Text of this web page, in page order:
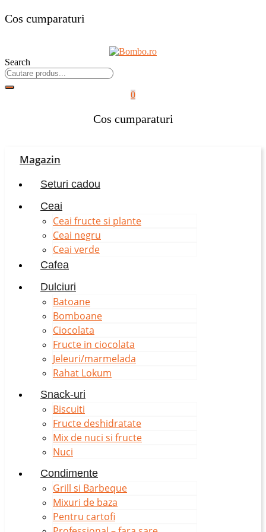
Cos cumparaturi
Search
0
Cos cumparaturi
Magazin
Seturi cadou
Ceai
Ceai fructe si plante
Ceai negru
Ceai verde
Cafea
Dulciuri
Batoane
Bomboane
Ciocolata
Fructe in ciocolata
Jeleuri/marmelada
Rahat Lokum
Snack-uri
Biscuiti
Fructe deshidratate
Mix de nuci si fructe
Nuci
Condimente
Grill si Barbeque
Mixuri de baza
Pentru cartofi